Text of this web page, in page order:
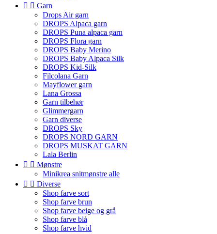
  Garn
Drops Air garn
DROPS Alpaca garn
DROPS Puna alpaca garn
DROPS Flora garn
DROPS Baby Merino
DROPS Baby Alpaca Silk
DROPS Kid-Silk
Filcolana Garn
Mayflower garn
Lana Grossa
Garn tilbehør
Glimmergarn
Garn diverse
DROPS Sky
DROPS NORD GARN
DROPS MUSKAT GARN
Lala Berlin
  Mønstre
Minikrea snitmønstre alle
  Diverse
Shop farve sort
Shop farve brun
Shop farve beige og grå
Shop farve blå
Shop farve hvid